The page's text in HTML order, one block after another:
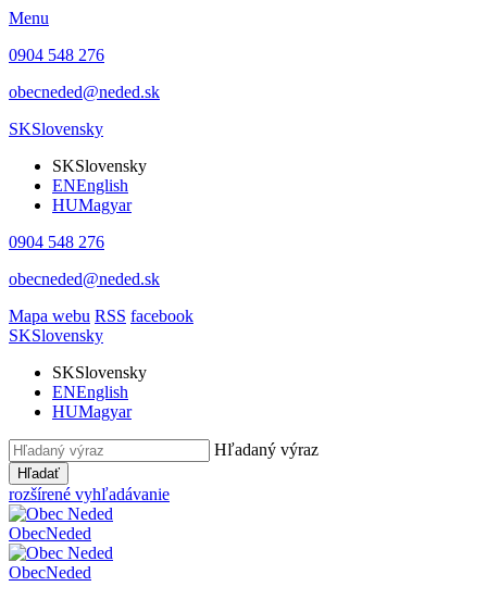
Menu
0904 548 276
obecneded@neded.sk
SKSlovensky
SKSlovensky
ENEnglish
HUMagyar
0904 548 276
obecneded@neded.sk
Mapa webu RSS facebook
SKSlovensky
SKSlovensky
ENEnglish
HUMagyar
Hľadaný výraz
Hľadať
rozšírené vyhľadávanie
ObecNeded
ObecNeded